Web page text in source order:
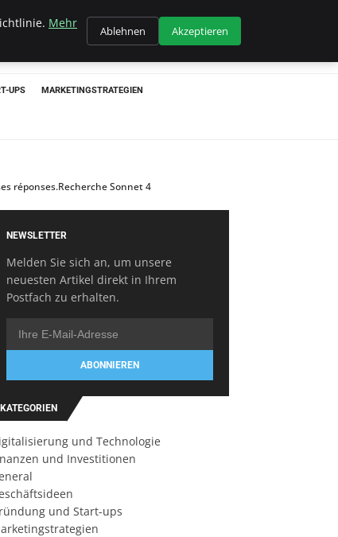
UPS MARKETINGSTRATEGIEN
réponses.Recherche Sonnet 4
NEWSLETTER
Melden Sie sich an, um unsere
neuesten Artikel direkt in Ihrem
Postfach zu erhalten.
ABONNIEREN
KATEGORIEN
und Technologie
und Investitionen
und Start-ups
Mehr
Ablehnen Akzeptieren